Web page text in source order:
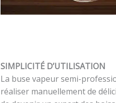
SIMPLICITÉ D’UTILISATION
La buse vapeur semi-
réaliser manuellement de